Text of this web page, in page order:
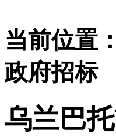
当前位置：
政府招标
乌兰巴